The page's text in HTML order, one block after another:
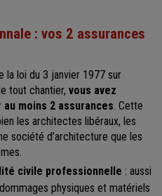
: vos 2 assurances
la loi du 3 janvier 1977 sur
tout chantier, vous avez
moins 2 assurances. Cette
les architectes libéraux, les
société d’architecture que les
civile professionnelle : aussi
physiques et matériels